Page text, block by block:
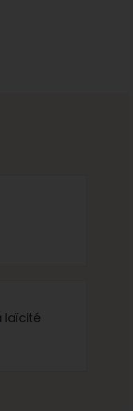
laïcité